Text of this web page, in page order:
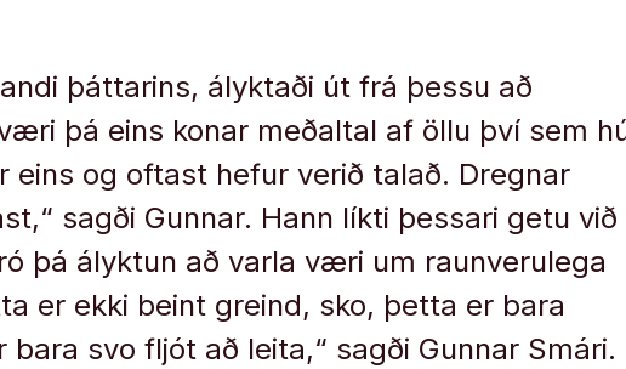
þáttarins, ályktaði út frá þessu að
þá eins konar meðaltal af öllu því sem
eins og oftast hefur verið talað. Dregnar
sagði Gunnar. Hann líkti þessari getu við
þá ályktun að varla væri um raunverulega
er ekki beint greind, sko, þetta er bara
bara svo fljót að leita,“ sagði Gunnar Smári.